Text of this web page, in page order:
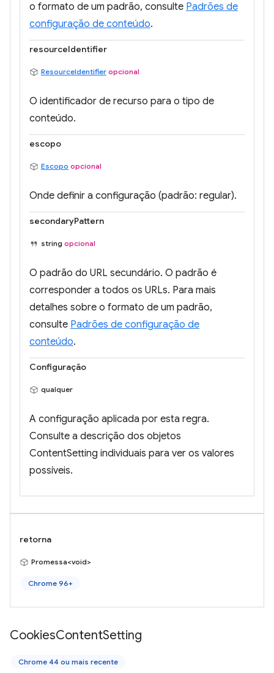
o formato de um padrão, consulte Padrões de
configuração de conteúdo.
resourceIdentifier
ResourceIdentifier opcional
O identificador de recurso para o tipo de
conteúdo.
escopo
Escopo opcional
Onde definir a configuração (padrão: regular).
secondaryPattern
string opcional
O padrão do URL secundário. O padrão é
corresponder a todos os URLs. Para mais
detalhes sobre o formato de um padrão,
consulte Padrões de configuração de
conteúdo.
Configuração
qualquer
A configuração aplicada por esta regra.
Consulte a descrição dos objetos
ContentSetting individuais para ver os valores
possíveis.
retorna
Promessa<void>
Chrome 96+
CookiesContentSetting
Chrome 44 ou mais recente